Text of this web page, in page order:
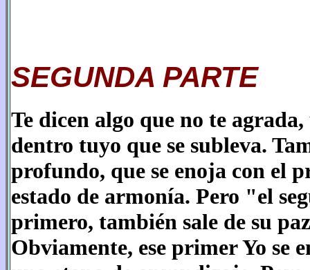
SEGUNDA PARTE
Te dicen algo que no te
dentro tuyo que se subleva.
profundo, que se enoja con el
estado de armonía. Pero "el
primero, también sale de su
Obviamente, ese primer Yo se